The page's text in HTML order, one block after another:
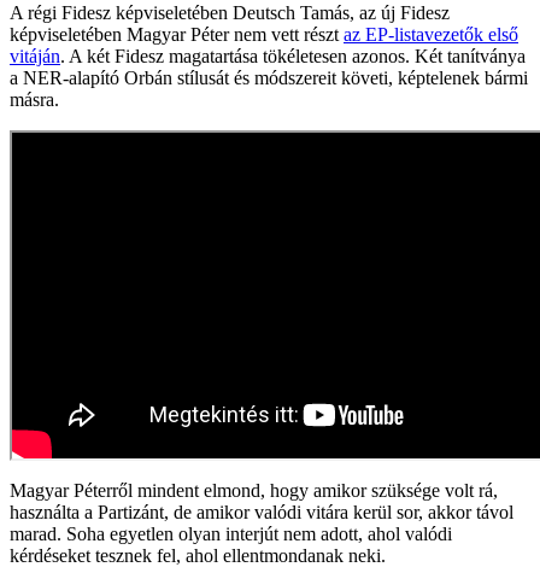
A régi Fidesz képviseletében Deutsch Tamás, az új Fidesz
képviseletében Magyar Péter nem vett részt az EP-listavezetők első
vitáján. A két Fidesz magatartása tökéletesen azonos. Két tanítványa
a NER-alapító Orbán stílusát és módszereit követi, képtelenek bármi
másra.
Magyar Péterről mindent elmond, hogy amikor szüksége volt rá,
használta a Partizánt, de amikor valódi vitára kerül sor, akkor távol
marad. Soha egyetlen olyan interjút nem adott, ahol valódi
kérdéseket tesznek fel, ahol ellentmondanak neki.